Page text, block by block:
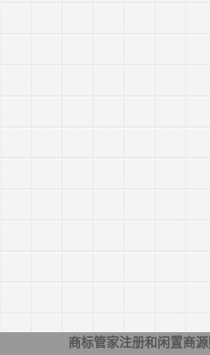
商标管家注册和闲置商